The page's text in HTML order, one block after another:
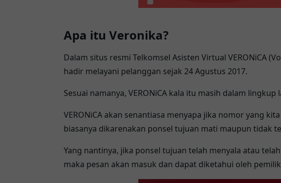
Apa itu Veronika?
Dalam situs resmi Telkomsel Asisten Virtual VERONiCA
hadir melayani pelanggan sejak 24 Agustus 2017.
Sesuai namanya, VERONiCA kala itu masih dalam
VERONiCA akan senantiasa menyapa jika nomor yang
biasanya dikarenakan ponsel tujuan mati maupun tidak
Yang nantinya, jika ponsel tujuan telah menyala atau
maka pesan akan masuk dan dapat diketahui oleh